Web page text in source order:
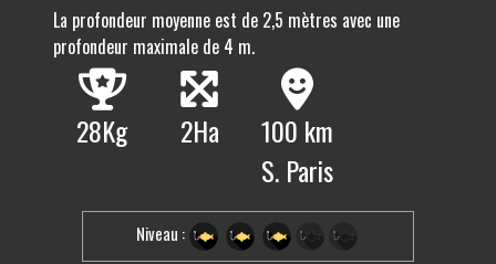
La profondeur moyenne est de 2,5 mètres avec une
profondeur maximale de 4 m.
28Kg 2Ha
100 km
S. Paris
Niveau :